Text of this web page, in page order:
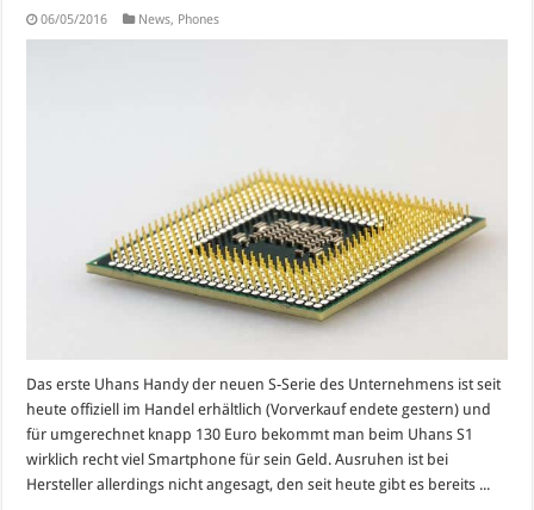
06/05/2016 News, Phones
Das erste Uhans Handy der neuen S-Serie des Unternehmens ist seit
heute offiziell im Handel erhältlich (Vorverkauf endete gestern) und
für umgerechnet knapp 130 Euro bekommt man beim Uhans S1
wirklich recht viel Smartphone für sein Geld. Ausruhen ist bei
Hersteller allerdings nicht angesagt, den seit heute gibt es bereits ...